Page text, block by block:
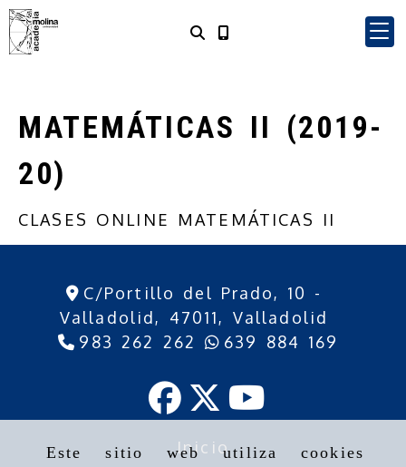
Este sitio web utiliza cookies
MATEMÁTICAS II (2019-
20)
CLASES ONLINE MATEMÁTICAS II
C/Portillo del Prado, 10 -
Valladolid, 47011, Valladolid
983 262 262
639 884 169
Inicio